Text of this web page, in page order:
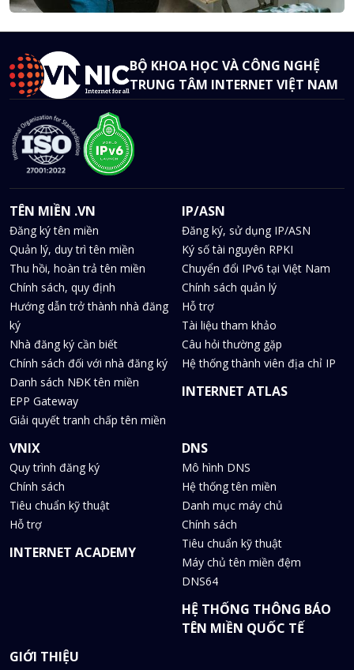
BỘ KHOA HỌC VÀ CÔNG NGHỆ
TRUNG TÂM INTERNET VIỆT NAM
TÊN MIỀN .VN
Đăng ký tên miền
Quản lý, duy trì tên miền
Thu hồi, hoàn trả tên miền
Chính sách, quy định
Hướng dẫn trở thành nhà đăng
ký
Nhà đăng ký cần biết
Chính sách đối với nhà đăng ký
Danh sách NĐK tên miền
EPP Gateway
Giải quyết tranh chấp tên miền
IP/ASN
Đăng ký, sử dụng IP/ASN
Ký số tài nguyên RPKI
Chuyển đổi IPv6 tại Việt Nam
Chính sách quản lý
Hỗ trợ
Tài liệu tham khảo
Câu hỏi thường gặp
Hệ thống thành viên địa chỉ IP
INTERNET ATLAS
VNIX
Quy trình đăng ký
Chính sách
Tiêu chuẩn kỹ thuật
Hỗ trợ
INTERNET ACADEMY
DNS
Mô hình DNS
Hệ thống tên miền
Danh mục máy chủ
Chính sách
Tiêu chuẩn kỹ thuật
Máy chủ tên miền đệm
DNS64
HỆ THỐNG THÔNG BÁO
TÊN MIỀN QUỐC TẾ
GIỚI THIỆU